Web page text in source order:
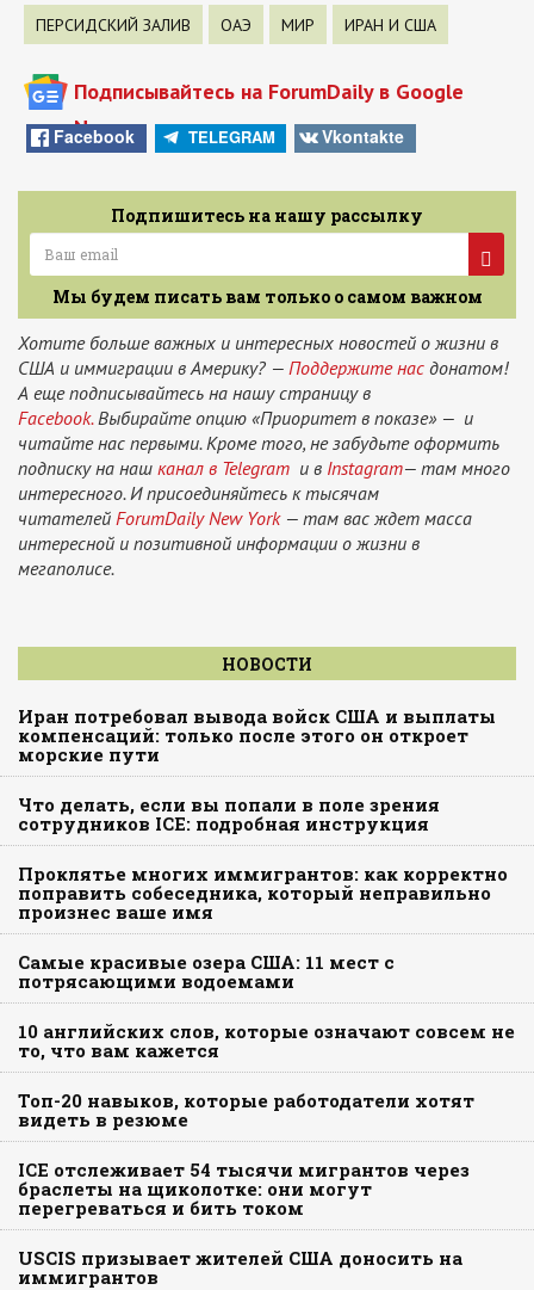
ПЕРСИДСКИЙ ЗАЛИВ ОАЭ МИР ИРАН И США
Подписывайтесь на ForumDaily в Google
News
Facebook TELEGRAM Vkontakte
Подпишитесь на нашу рассылку
Мы будем писать вам только о самом важном
Хотите больше важных и интересных новостей о жизни в
США и иммиграции в Америку? — Поддержите нас донатом!
А еще подписывайтесь на нашу страницу в
Facebook.Выбирайте опцию «Приоритет в показе» — и
читайте нас первыми. Кроме того, не забудьте оформить
подписку на наш канал в Telegram и в Instagram— там много
интересного. И присоединяйтесь к тысячам
читателей ForumDaily New York— там вас ждет масса
интересной и позитивной информации о жизни в
мегаполисе.
НОВОСТИ
Иран потребовал вывода войск США и выплаты
компенсаций: только после этого он откроет
морские пути
Что делать, если вы попали в поле зрения
сотрудников ICE: подробная инструкция
Проклятье многих иммигрантов: как корректно
поправить собеседника, который неправильно
произнес ваше имя
Самые красивые озера США: 11 мест с
потрясающими водоемами
10 английских слов, которые означают совсем не
то, что вам кажется
Топ-20 навыков, которые работодатели хотят
видеть в резюме
ICE отслеживает 54 тысячи мигрантов через
браслеты на щиколотке: они могут
перегреваться и бить током
USCIS призывает жителей США доносить на
иммигрантов